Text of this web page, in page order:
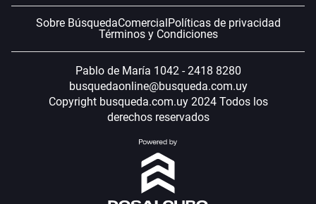
Sobre BúsquedaComercialPolíticas de privacidad
Términos y Condiciones
Pablo de María 1042 - 2418 8280
busquedaonline@busqueda.com.uy
Copyright busqueda.com.uy 2024 Todos los
derechos reservados